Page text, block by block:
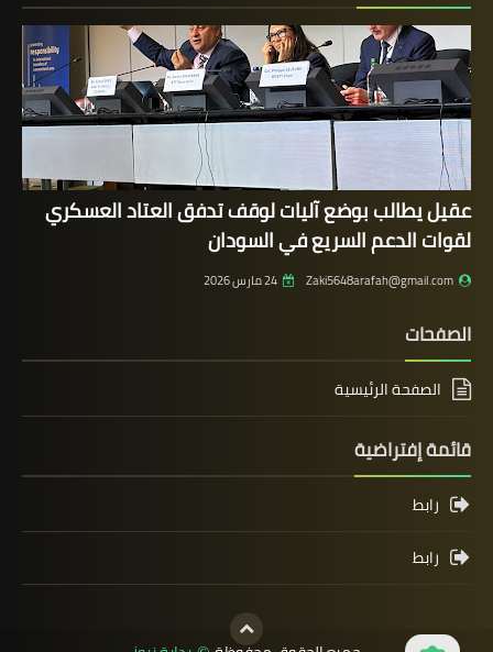
عقيل يطالب بوضع آليات لوقف تدفق العتاد العسكري
لقوات الدعم السريع في السودان
Zaki5648arafah@gmail.com 24 مارس 2026
الصفحات
الصفحة الرئيسية
قائمة إفتراضية
رابط
رابط